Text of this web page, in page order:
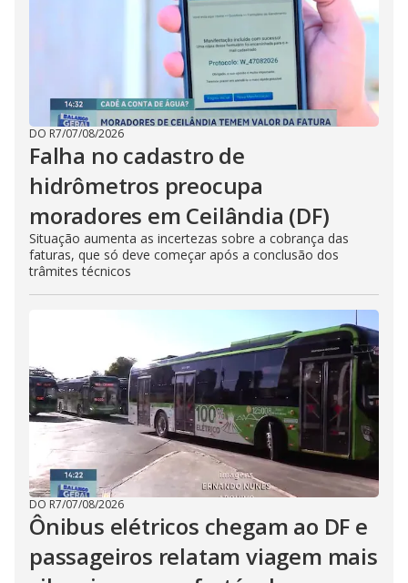
DO R7/07/08/2026
Falha no cadastro de
hidrômetros preocupa
moradores em Ceilândia (DF)
Situação aumenta as incertezas sobre a cobrança das
faturas, que só deve começar após a conclusão dos
trâmites técnicos
DO R7/07/08/2026
Ônibus elétricos chegam ao DF e
passageiros relatam viagem mais